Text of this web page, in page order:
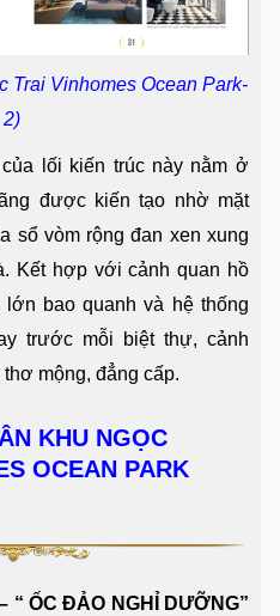
Trai Vinhomes Ocean Park-
2)
lối kiến trúc này nằm ở
được kiến tạo nhờ mặt
sổ vòm rộng đan xen xung
Kết hợp với cảnh quan hồ
lớn bao quanh và hệ thống
trước mỗi biệt thự, cảnh
mộng, đẳng cấp.
KHU NGỌC
OCEAN PARK
“ ỐC ĐẢO NGHỈ DƯỠNG”